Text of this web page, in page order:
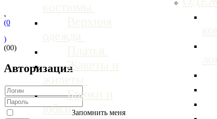
Жакеты и
Брюки и
юбки
ₓ
(0
)
(00)
Авторизация
Запомнить меня